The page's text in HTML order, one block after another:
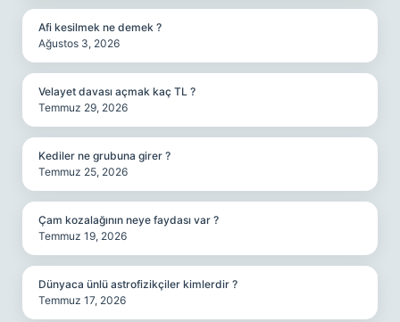
Afi kesilmek ne demek ?
Ağustos 3, 2026
Velayet davası açmak kaç TL ?
Temmuz 29, 2026
Kediler ne grubuna girer ?
Temmuz 25, 2026
Çam kozalağının neye faydası var ?
Temmuz 19, 2026
Dünyaca ünlü astrofizikçiler kimlerdir ?
Temmuz 17, 2026